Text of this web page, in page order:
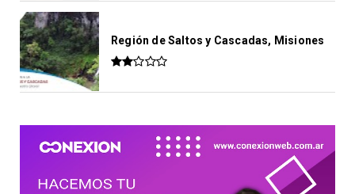
Región de Saltos y Cascadas, Misiones